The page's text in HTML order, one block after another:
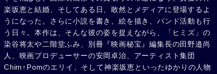
楽坂恵と結婚、そしてある日、敢然とメディアに登場するよ
うになった。さらに小説を書き、絵を描き、バンド活動も行
う日々。本作は、そんな彼の姿を捉えながら、「ヒミズ」の
染谷将太や二階堂ふみ、別冊『映画秘宝』編集長の田野邉尚
人、映画プロデューサーの安岡卓治、アーティスト集団
Chim↑Pomのエリイ、そして神楽坂恵といったゆかりの人物